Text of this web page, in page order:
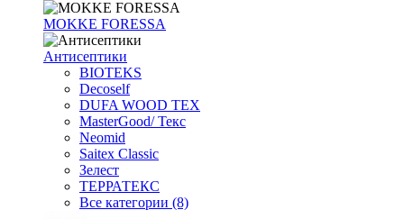
MOKKE FORESSA
Антисептики
BIOTEKS
Decoself
DUFA WOOD TEX
MasterGood/ Текс
Neomid
Saitex Classic
Зелест
ТЕРРАТЕКС
Все категории (8)